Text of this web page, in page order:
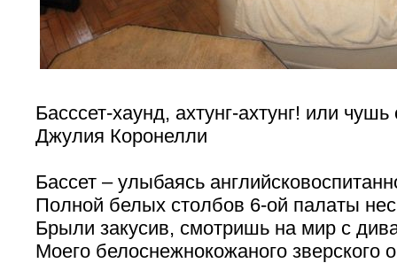
Басссет-хаунд, ахтунг-ахтунг! или чушь
Джулия Коронелли
Бассет – улыбаясь
Полной белых столбов 6-ой палаты
Брыли закусив, смотришь на мир с
Моего белоснежнокожаного зверского